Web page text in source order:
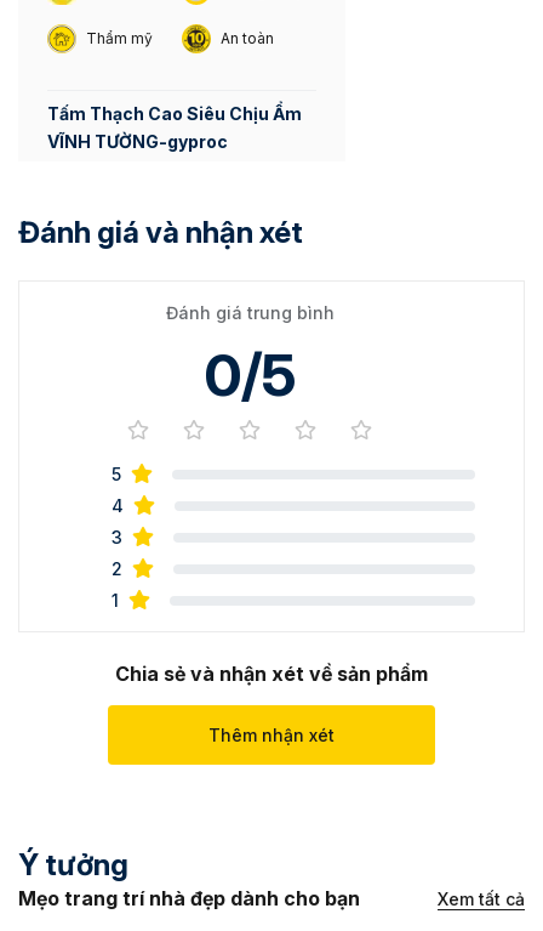
Thẩm mỹ An toàn
Tấm Thạch Cao Siêu Chịu Ẩm
VĨNH TƯỜNG-gyproc
Đánh giá và nhận xét
Đánh giá trung bình
0/5
5
4
3
2
1
Chia sẻ và nhận xét về sản phẩm
Thêm nhận xét
Ý tưởng
Mẹo trang trí nhà đẹp dành cho bạn Xem tất cả